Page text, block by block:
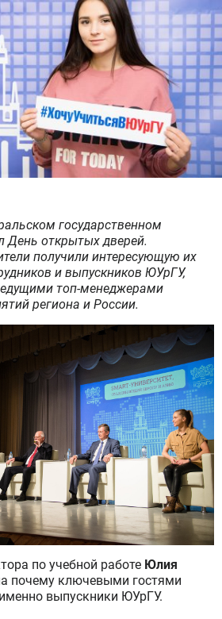
государственном
День открытых дверей.
получили интересующую их
и выпускников ЮУрГУ,
топ-менеджерами
региона и России.
по учебной работе Юлия
почему ключевыми гостями
выпускники ЮУрГУ.